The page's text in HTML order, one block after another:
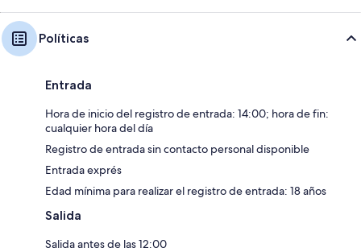
Políticas
Entrada
Hora de inicio del registro de entrada: 14:00; hora de fin:
cualquier hora del día
Registro de entrada sin contacto personal disponible
Entrada exprés
Edad mínima para realizar el registro de entrada: 18 años
Salida
Salida antes de las 12:00